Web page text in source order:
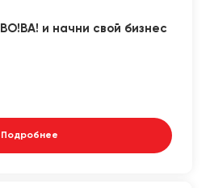
и начни свой бизнес
Подробнее